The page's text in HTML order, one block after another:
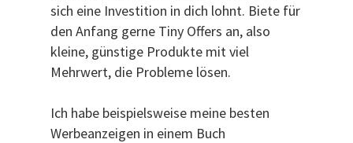
sich eine Investition in dich lohnt. Biete für
den Anfang gerne Tiny Offers an, also
kleine, günstige Produkte mit viel
Mehrwert, die Probleme lösen.
Ich habe beispielsweise meine besten
Werbeanzeigen in einem Buch